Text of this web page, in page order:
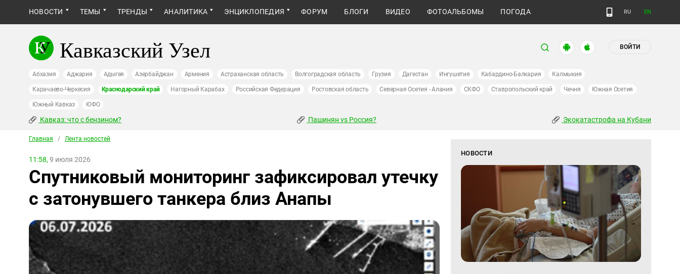
НОВОСТИ ТЕМЫ ТРЕНДЫ АНАЛИТИКА ЭНЦИКЛОПЕДИЯ ФОРУМ БЛОГИ ВИДЕО ФОТОАЛЬБОМЫ ПОГОДА RU EN
Кавказский Узел ВОЙТИ
Абхазия Аджария Адыгея Азербайджан Армения Астраханская область Волгоградская область Грузия Дагестан Ингушетия Кабардино-Балкария Калмыкия
Карачаево-Черкесия Краснодарский край Нагорный Карабах Российская Федерация Ростовская область Северная Осетия - Алания СКФО Ставропольский край Чечня Южная Осетия
Южный Кавказ ЮФО
Кавказ: что с бензином? Пашинян vs Россия? Экокатастрофа на Кубани
Главная / Лента новостей
11:58, 9 июля 2026
Спутниковый мониторинг зафиксировал утечку
с затонувшего танкера близ Анапы
НОВОСТИ